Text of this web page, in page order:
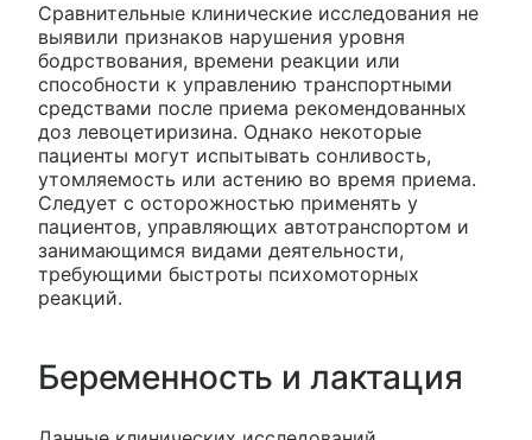
Сравнительные клинические исследования не
выявили признаков нарушения уровня
бодрствования, времени реакции или
способности к управлению транспортными
средствами после приема рекомендованных
доз левоцетиризина. Однако некоторые
пациенты могут испытывать сонливость,
утомляемость или астению во время приема.
Следует с осторожностью применять у
пациентов, управляющих автотранспортом и
занимающимся видами деятельности,
требующими быстроты психомоторных
реакций.
Беременность и лактация